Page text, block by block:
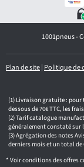
i
l
1001pneus -
Plan de site| Politique de
Livraison gratuite : pour
dessous de 70€ TTC, les
Tarif catalogue
généralement constaté sur
Agrégation des notes
derniers mois et un total de
* Voir conditions des offres